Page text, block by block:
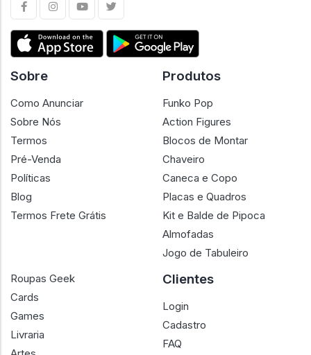
Sobre
Como Anunciar
Sobre Nós
Termos
Pré-Venda
Políticas
Blog
Termos Frete Grátis
Produtos
Funko Pop
Action Figures
Blocos de Montar
Chaveiro
Caneca e Copo
Placas e Quadros
Kit e Balde de Pipoca
Almofadas
Jogo de Tabuleiro
Roupas Geek
Cards
Games
Livraria
Clientes
Login
Cadastro
FAQ